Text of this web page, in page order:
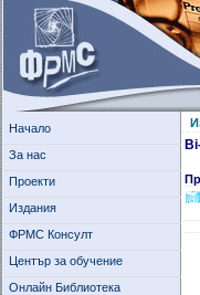
Начало
За нас
Проекти
Издания
ФРМС Консулт
Център за обучение
Онлайн Библиотека